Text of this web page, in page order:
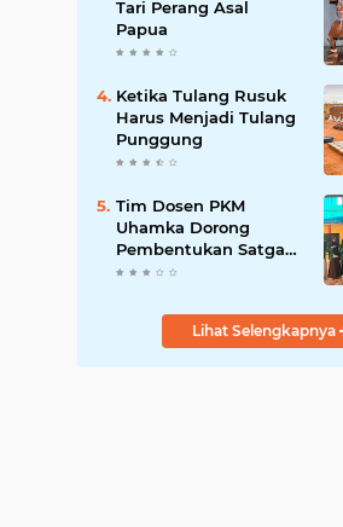
Tari Perang Asal
Papua
Ketika Tulang Rusuk
Harus Menjadi Tulang
Punggung
Tim Dosen PKM
Uhamka Dorong
Pembentukan Satgas
Anti-Bullying di
Lihat Selengkapnya